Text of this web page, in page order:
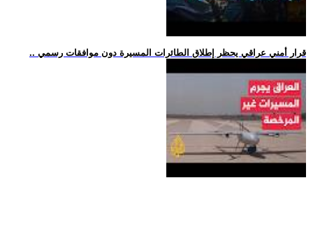
.. قرار أمني عراقي يحظر إطلاق الطائرات المسيرة دون موافقات رسمي